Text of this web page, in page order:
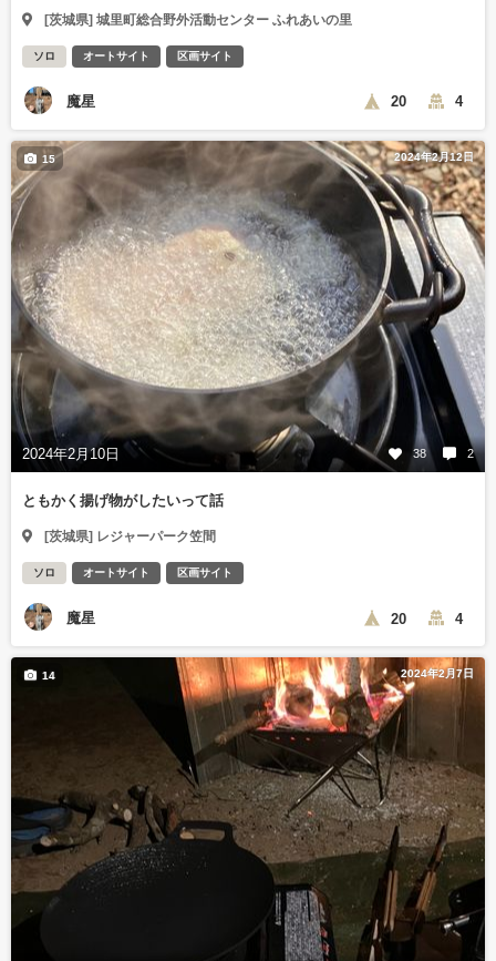
[茨城県] 城里町総合野外活動センター ふれあいの里
ソロ オートサイト 区画サイト
魔星 20 4
2024年2月12日
2024年2月10日 38 2
15
ともかく揚げ物がしたいって話
[茨城県] レジャーパーク笠間
ソロ オートサイト 区画サイト
魔星 20 4
2024年2月7日
14